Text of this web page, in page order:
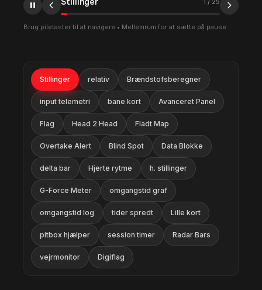
Brug piletaster til at navigere • Mellemrum for at sætte på pause
Stillinger relativ Brændstofsberegner
input telemetri bane kort Avanceret Panel
Flag Head 2 Head Fladt Map
Overtake Alert Blind Spot Data Blokke
delta bar Hjerte rytme h. stillinger
G-Force Meter omgangstid graf
omgangstid log tider spredt Lille kort
pitbox hjælper session timer Radar Bars
vejrmonitor Digiflag